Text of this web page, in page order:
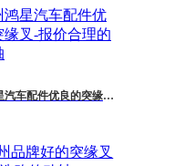
泉州鸿星汽车配件优良的突缘叉-报价合理的传动轴